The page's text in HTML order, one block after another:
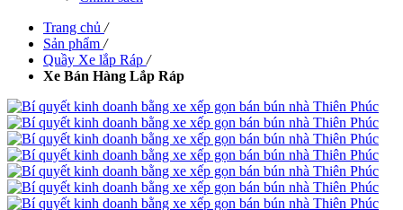
Trang chủ /
Sản phẩm /
Quầy Xe lắp Ráp /
Xe Bán Hàng Lắp Ráp